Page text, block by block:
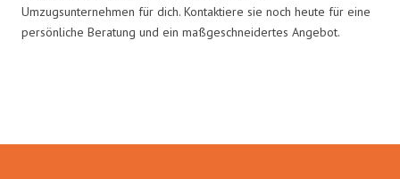
Umzugsunternehmen für dich. Kontaktiere sie noch heute für eine
persönliche Beratung und ein maßgeschneidertes Angebot.